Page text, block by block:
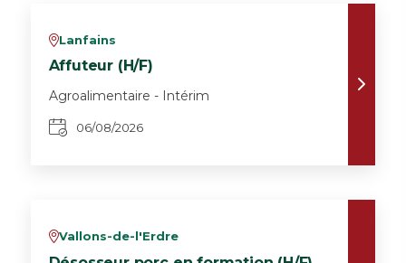
vLanfains
Affuteur (H/F)
Agroalimentaire - Intérim
06/08/2026
vVallons-de-l'Erdre